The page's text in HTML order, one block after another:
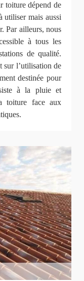
toiture dépend de
utiliser mais aussi
Par ailleurs, nous
à tous les
de qualité.
sur l’utilisation de
destinée pour
à la pluie et
toiture face aux